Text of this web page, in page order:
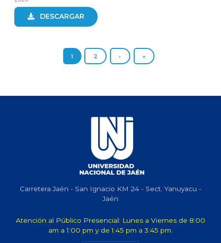
DESCARGAR
1 2 › »
Carretera Jaén - San Ignacio KM 24 - Sect. Yanuyacu -
Jaén
Atención al Público Presencial: Lunes a Viernes de 8:00
am a 1:00 pm y de 1:45 pm a 3:45 pm.